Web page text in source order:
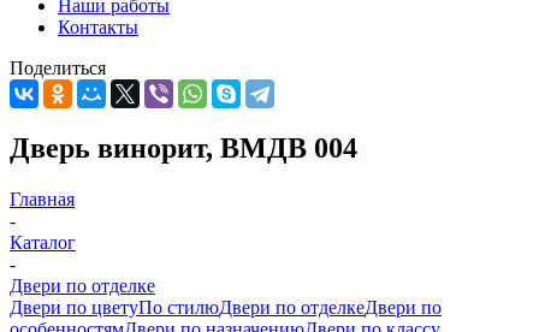
Наши работы
Контакты
Поделиться
Дверь винорит, ВМДВ 004
Главная
-
Каталог
-
Двери по отделке
Двери по цветуПо стилюДвери по отделкеДвери по